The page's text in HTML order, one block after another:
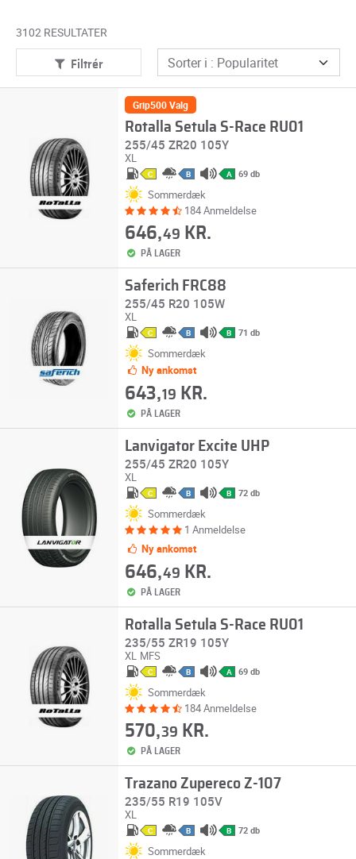
3102 RESULTATER
Filtrér
Grip500 Valg
Rotalla Setula S-Race RU01
255/45 ZR20 105Y
XL
C B A 69 db
Sommerdæk
184 Anmeldelse
646,49 KR.
PÅ LAGER
Saferich FRC88
255/45 R20 105W
XL
C B B 71 db
Sommerdæk
Ny ankomst
643,19 KR.
PÅ LAGER
Lanvigator Excite UHP
255/45 ZR20 105Y
XL
C B B 72 db
Sommerdæk
1 Anmeldelse
Ny ankomst
646,49 KR.
PÅ LAGER
Rotalla Setula S-Race RU01
235/55 ZR19 105Y
XL MFS
C B A 69 db
Sommerdæk
184 Anmeldelse
570,39 KR.
PÅ LAGER
Trazano Zupereco Z-107
235/55 R19 105V
XL
C B B 72 db
Sommerdæk